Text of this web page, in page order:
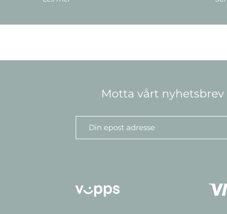
Motta vårt nyhetsbrev